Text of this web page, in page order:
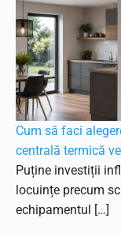
Cum să faci
centrală termică
Puține investiții
locuințe precum
echipamentul […]